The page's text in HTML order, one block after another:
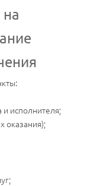
на
исполнителя;
оказания);